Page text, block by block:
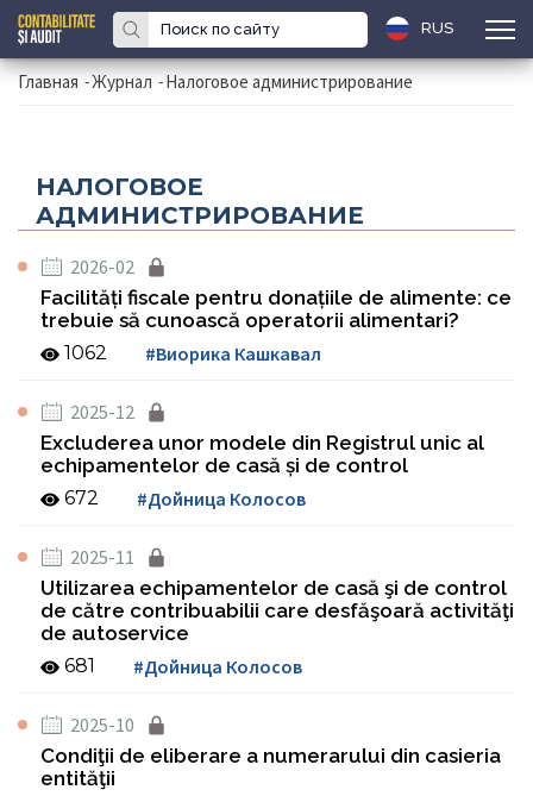
RUS
Главная -Журнал -Налоговое администрирование
НАЛОГОВОЕ
АДМИНИСТРИРОВАНИЕ
2026-02
Facilități fiscale pentru donațiile de alimente: ce
trebuie să cunoască operatorii alimentari?
1062 #Виорика Кашкавал
2025-12
Excluderea unor modele din Registrul unic al
echipamentelor de casă și de control
672 #Дойница Колосов
2025-11
Utilizarea echipamentelor de casă şi de control
de către contribuabilii care desfăşoară activităţi
de autoservice
681 #Дойница Колосов
2025-10
Condiţii de eliberare a numerarului din casieria
entităţii